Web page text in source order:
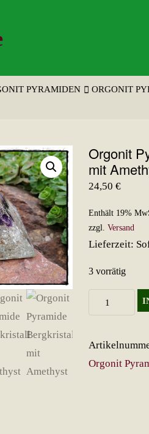
PYRAMIDEN
ORGONIT
Orgonit
mit
24,50 €
Enthält 19%
zzgl. Versand
Lieferzeit:
3 vorrätig
Orgonit
Amethyst
Orgonit